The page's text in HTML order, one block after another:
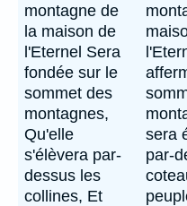
montagne de
la maison de
l'Eternel Sera
fondée sur le
sommet des
montagnes,
Qu'elle
s'élèvera par-
dessus les
collines, Et
sera
par-